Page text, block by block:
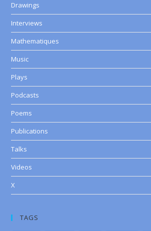
Drawings
Interviews
Mathematiques
Music
Plays
Podcasts
Poems
Publications
Talks
Videos
X
TAGS